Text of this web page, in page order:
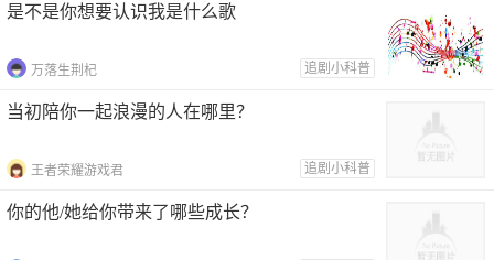
是不是你想要认识我是什么歌
万落生荆杞 追剧小科普
当初陪你一起浪漫的人在哪里？
王者荣耀游戏君 追剧小科普
你的他/她给你带来了哪些成长？